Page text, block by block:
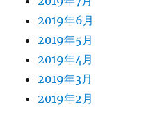
2019年6月
2019年5月
2019年4月
2019年3月
2019年2月